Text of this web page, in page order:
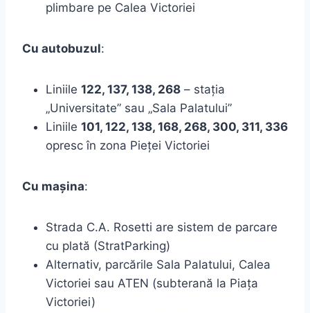
plimbare pe Calea Victoriei
Cu autobuzul:
Liniile 122, 137, 138, 268 – stația
„Universitate” sau „Sala Palatului”
Liniile 101, 122, 138, 168, 268, 300, 311, 336
opresc în zona Pieței Victoriei
Cu mașina:
Strada C.A. Rosetti are sistem de parcare
cu plată (StratParking)
Alternativ, parcările Sala Palatului, Calea
Victoriei sau ATEN (subterană la Piața
Victoriei)